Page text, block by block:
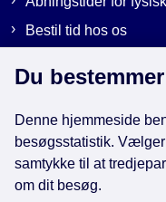
Bestil tid hos os
Genveje
EAN-numre i
Du
Denne hjemmeside
besøgsstatistik.
samtykke til at
om dit besøg.